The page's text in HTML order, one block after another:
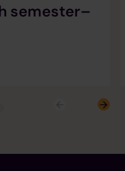
semester–